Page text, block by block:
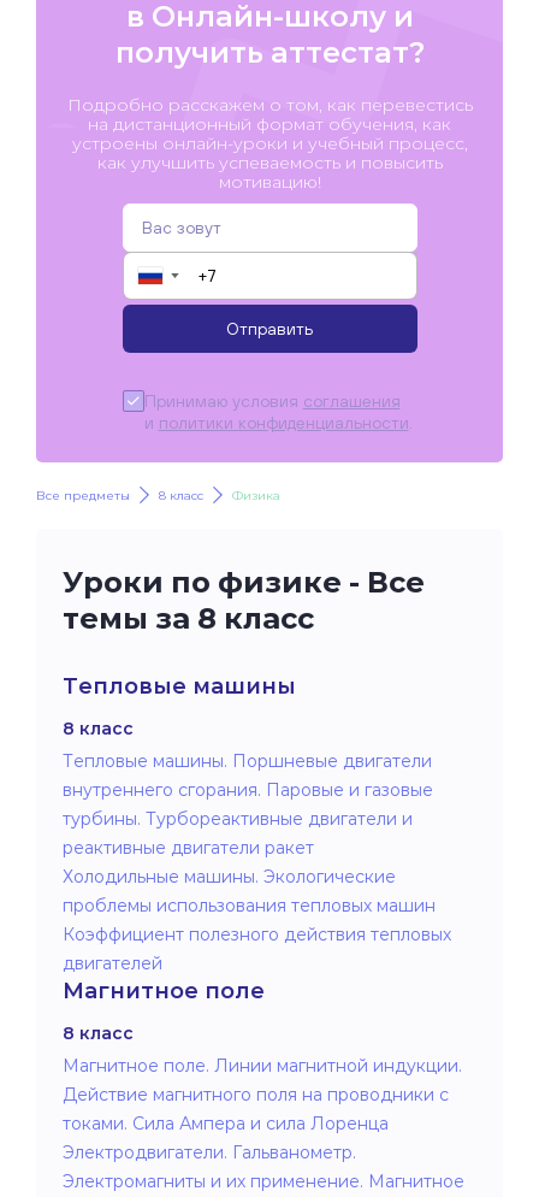
в Онлайн-школу и
получить аттестат?
Подробно расскажем о том, как перевестись
на дистанционный формат обучения, как
устроены онлайн-уроки и учебный процесс,
как улучшить успеваемость и повысить
мотивацию!
▼
Отправить
Принимаю условия соглашения
и политики конфиденциальности
Все предметы 8 класс Физика
Уроки по физике - Все
темы за 8 класс
Тепловые машины
8 класс
Тепловые машины. Поршневые двигатели
внутреннего сгорания. Паровые и газовые
турбины. Турбореактивные двигатели и
реактивные двигатели ракет
Холодильные машины. Экологические
проблемы использования тепловых машин
Коэффициент полезного действия тепловых
двигателей
Магнитное поле
8 класс
Магнитное поле. Линии магнитной индукции.
Действие магнитного поля на проводники с
токами. Сила Ампера и сила Лоренца
Электродвигатели. Гальванометр.
Электромагниты и их применение. Магнитное